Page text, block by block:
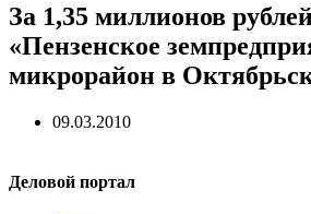
За 1,35 миллионов
«Пензенское
микрорайон в
09.03.2010
Деловой портал